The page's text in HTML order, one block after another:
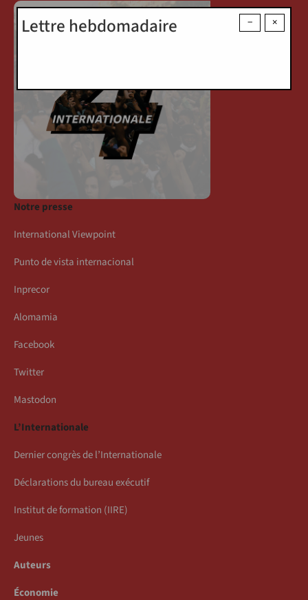
×
−
Lettre hebdomadaire
Notre presse
International Viewpoint
Punto de vista internacional
Inprecor
Alomamia
Facebook
Twitter
Mastodon
L’Internationale
Dernier congrès de l’Internationale
Déclarations du bureau exécutif
Institut de formation (IIRE)
Jeunes
Auteurs
Économie